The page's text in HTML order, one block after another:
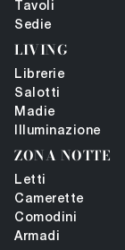
Tavoli
Sedie
LIVING
Librerie
Salotti
Madie
Illuminazione
ZONA NOTTE
Letti
Camerette
Comodini
Armadi